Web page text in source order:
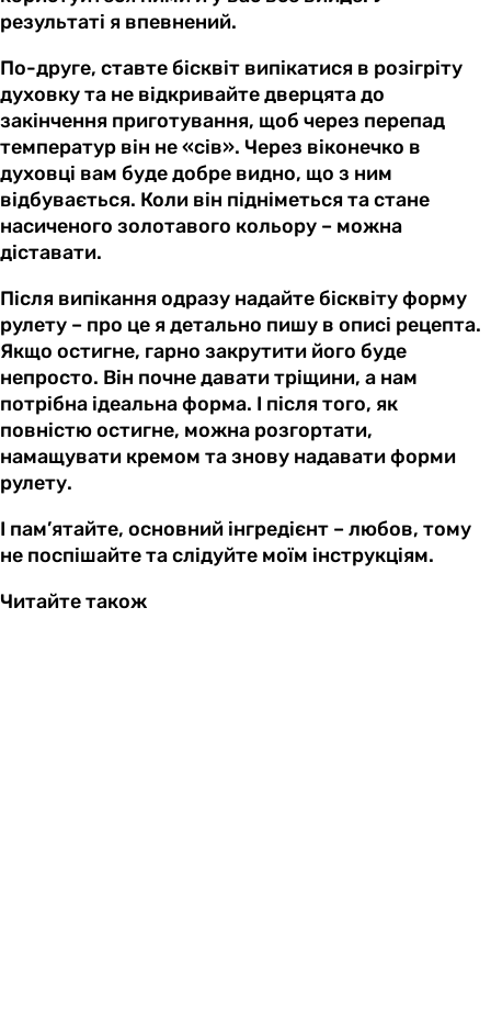
результаті я впевнений.
По-друге, ставте бісквіт випікатися в розігріту
духовку та не відкривайте дверцята до
закінчення приготування, щоб через перепад
температур він не «сів». Через віконечко в
духовці вам буде добре видно, що з ним
відбувається. Коли він підніметься та стане
насиченого золотавого кольору – можна
діставати.
Після випікання одразу надайте бісквіту форму
рулету – про це я детально пишу в описі рецепта.
Якщо остигне, гарно закрутити його буде
непросто. Він почне давати тріщини, а нам
потрібна ідеальна форма. І після того, як
повністю остигне, можна розгортати,
намащувати кремом та знову надавати форми
рулету.
І пам’ятайте, основний інгредієнт – любов, тому
не поспішайте та слідуйте моїм інструкціям.
Читайте також